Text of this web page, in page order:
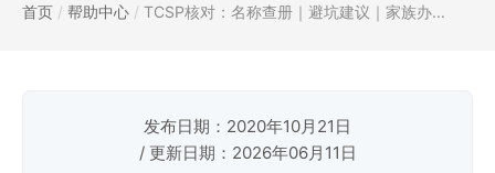
首页 / 帮助中心 / TCSP核对：名称查册｜避坑建议｜家族办...
发布日期：2020年10月21日
/ 更新日期：2026年06月11日